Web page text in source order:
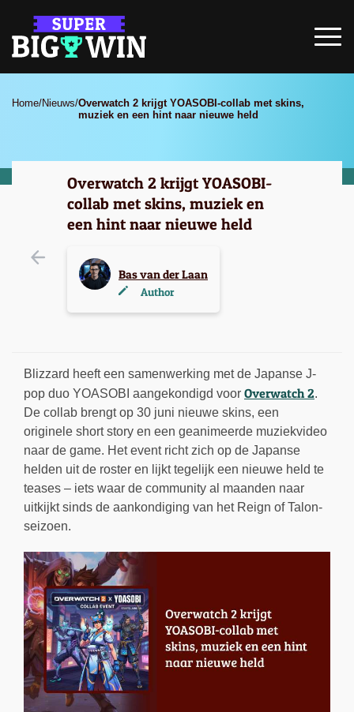
Home/Nieuws/Overwatch 2 krijgt YOASOBI-collab met skins,
muziek en een hint naar nieuwe held
Overwatch 2 krijgt YOASOBI-
collab met skins, muziek en
een hint naar nieuwe held
Bas van der Laan
Author
Blizzard heeft een samenwerking met de Japanse J-
pop duo YOASOBI aangekondigd voor Overwatch 2.
De collab brengt op 30 juni nieuwe skins, een
originele short story en een geanimeerde muziekvideo
naar de game. Het event richt zich op de Japanse
helden uit de roster en lijkt tegelijk een nieuwe held te
teases – iets waar de community al maanden naar
uitkijkt sinds de aankondiging van het Reign of Talon-
seizoen.